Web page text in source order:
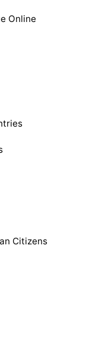
Online
Citizens